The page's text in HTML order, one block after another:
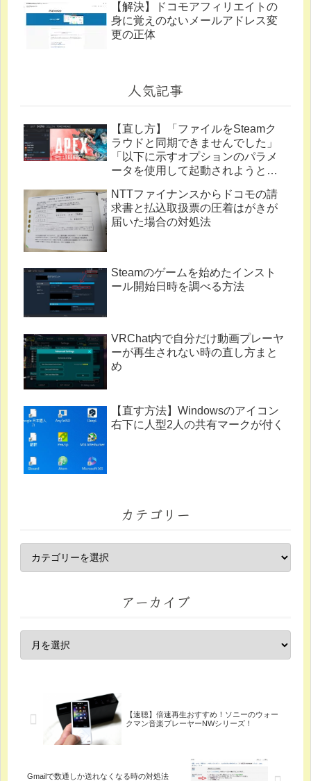
【解決】ドコモアフィリエイトの
身に覚えのないメールアドレス変
更の正体
人気記事
【直し方】「ファイルをSteamク
ラウドと同期できませんでした」
「以下に示すオプションのパラメ
ータを使用して起動されようとし
NTTファイナンスからドコモの請
求書と払込取扱票の圧着はがきが
届いた場合の対処法
Steamのゲームを始めたインスト
ール開始日時を調べる方法
VRChat内で自分だけ動画プレーヤ
ーが再生されない時の直し方まと
め
【直す方法】Windowsのアイコン
右下に人型2人の共有マークが付く
カテゴリー
アーカイブ
【速聴】倍速再生おすすめ！ソニーのウォー
クマン音楽プレーヤーNWシリーズ！
Gmailで数通しか送れなくなる時の対処法